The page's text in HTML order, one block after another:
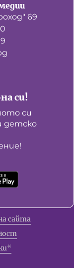
си!
си
детско
69
сайта